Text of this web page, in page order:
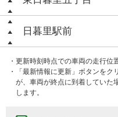
日暮里駅前
・更新時刻時点での車両の走行位
・「最新情報に更新」ボタンを
が、車両が終点に到着していた
します。